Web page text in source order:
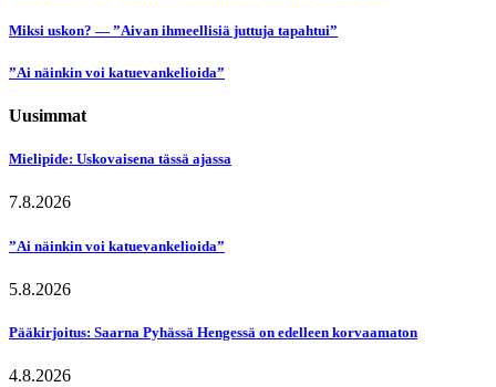
Miksi uskon? — ”Aivan ihmeellisiä juttuja tapahtui”
”Ai näinkin voi katuevankelioida”
Uusimmat
Mielipide: Uskovaisena tässä ajassa
7.8.2026
”Ai näinkin voi katuevankelioida”
5.8.2026
Pääkirjoitus: Saarna Pyhässä Hengessä on edelleen korvaamaton
4.8.2026